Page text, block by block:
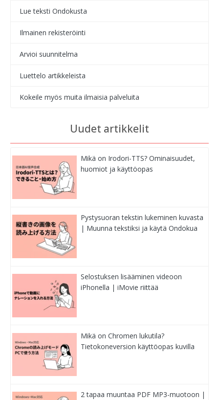
Lue teksti Ondokusta
Ilmainen rekisteröinti
Arvioi suunnitelma
Luettelo artikkeleista
Kokeile myös muita ilmaisia palveluita
Uudet artikkelit
Mikä on Irodori-TTS? Ominaisuudet,
huomiot ja käyttöopas
Pystysuoran tekstin lukeminen kuvasta
| Muunna tekstiksi ja käytä Ondokua
Selostuksen lisääminen videoon
iPhonella | iMovie riittää
Mikä on Chromen lukutila?
Tietokoneversion käyttöopas kuvilla
2 tapaa muuntaa PDF MP3-muotoon |